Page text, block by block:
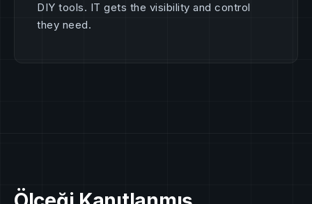
DIY tools. IT gets the visibility and control
they need.